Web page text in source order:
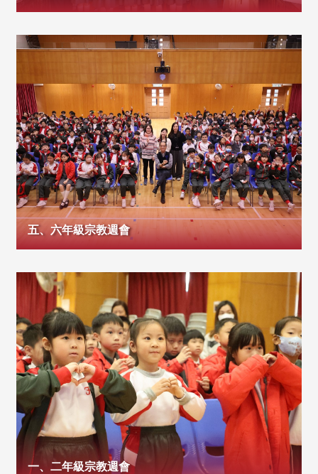
五、六年級宗教週會
一、二年級宗教週會